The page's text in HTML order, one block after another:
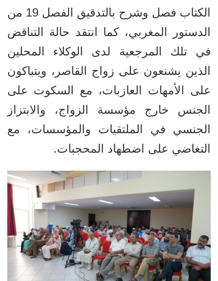
الكتاب فصل وشرح بالتدقيق الفصل 19 من
الدستور المغربي، كما انتقد حالة التناقض
في تلك المرجعية لدى الوكلاء المحلين
الذين يشنعون على زواج القاصر، ويتباكون
على الأمهات العازبات، مع السكوت على
الجنس خارج مؤسسة الزواج، والابتزاز
الجنسي في الملتقيات والمؤسسات، مع
التغاضي على اضطهاد المحجبات.